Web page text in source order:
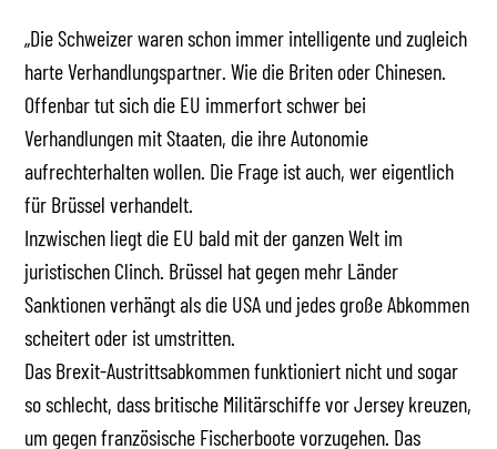
„Die Schweizer waren schon immer intelligente und zugleich
harte Verhandlungspartner. Wie die Briten oder Chinesen.
Offenbar tut sich die EU immerfort schwer bei
Verhandlungen mit Staaten, die ihre Autonomie
aufrechterhalten wollen. Die Frage ist auch, wer eigentlich
für Brüssel verhandelt.
Inzwischen liegt die EU bald mit der ganzen Welt im
juristischen Clinch. Brüssel hat gegen mehr Länder
Sanktionen verhängt als die USA und jedes große Abkommen
scheitert oder ist umstritten.
Das Brexit-Austrittsabkommen funktioniert nicht und sogar
so schlecht, dass britische Militärschiffe vor Jersey kreuzen,
um gegen französische Fischerboote vorzugehen. Das